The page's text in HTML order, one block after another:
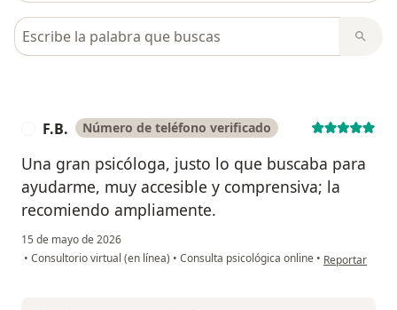
Busca en opiniones
F.B. Número de teléfono verificado
Una gran psicóloga, justo lo que buscaba para
ayudarme, muy accesible y comprensiva; la
recomiendo ampliamente.
15 de mayo de 2026
• Consultorio virtual (en línea) • Consulta psicológica online • en opinión del
Reportar